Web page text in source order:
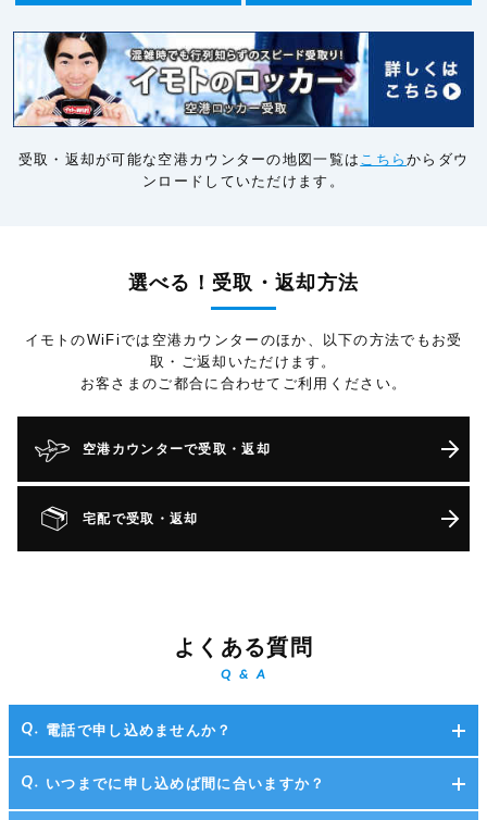
受取・返却が可能な空港カウンターの地図一覧は こちらからダウ
ンロードしていただけます。
選べる！受取・返却方法
イモトのWiFiでは空港カウンターのほか、以下の方法でもお受
取・ご返却いただけます。
お客さまのご都合に合わせてご利用ください。
空港カウンターで受取・返却
宅配で受取・返却
よくある質問
Q & A
電話で申し込めませんか？
いつまでに申し込めば間に合いますか？